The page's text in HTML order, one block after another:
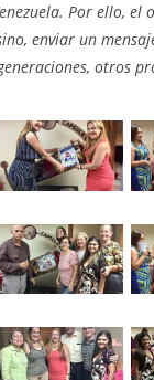
Por ello, el
enviar un
otros